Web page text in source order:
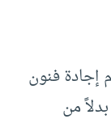
إجادة فنون
من